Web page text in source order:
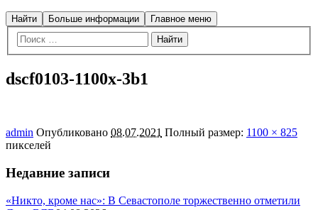
Найти Больше информации Главное меню
dscf0103-1100x-3b1
admin Опубликовано 08.07.2021 Полный размер: 1100 × 825
пикселей
Недавние записи
«Никто, кроме нас»: В Севастополе торжественно отметили